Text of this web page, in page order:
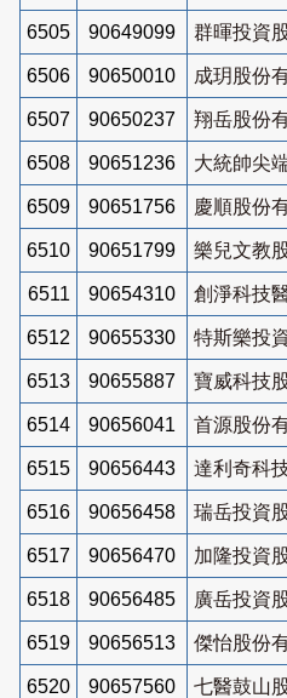
6505 90649099 群暉投資
6506 90650010 成玥股份
6507 90650237 翔岳股份
6508 90651236 大統帥尖
6509 90651756 慶順股份
6510 90651799 樂兒文教
6511 90654310 創淨科技
6512 90655330 特斯樂投
6513 90655887 寶威科技
6514 90656041 首源股份
6515 90656443 達利奇科
6516 90656458 瑞岳投資
6517 90656470 加隆投資
6518 90656485 廣岳投資
6519 90656513 傑怡股份
6520 90657560 七醫鼓山